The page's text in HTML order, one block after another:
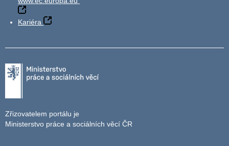
Kariéra
Zřizovatelem portálu je
Ministerstvo práce a sociálních věcí ČR